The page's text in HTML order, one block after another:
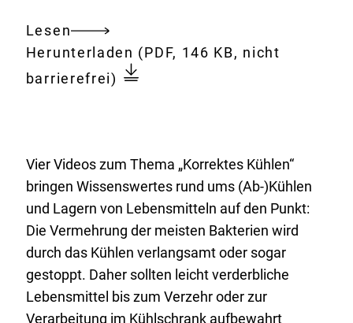
Lesen
Gesamtes
Dokument
Download:
Herunterladen (PDF, 146 KB, nicht
barrierefrei)
Vier Videos zum Thema „Korrektes Kühlen“
bringen Wissenswertes rund ums (Ab-)Kühlen
und Lagern von Lebensmitteln auf den Punkt:
Die Vermehrung der meisten Bakterien wird
durch das Kühlen verlangsamt oder sogar
gestoppt. Daher sollten leicht verderbliche
Lebensmittel bis zum Verzehr oder zur
Verarbeitung im Kühlschrank aufbewahrt